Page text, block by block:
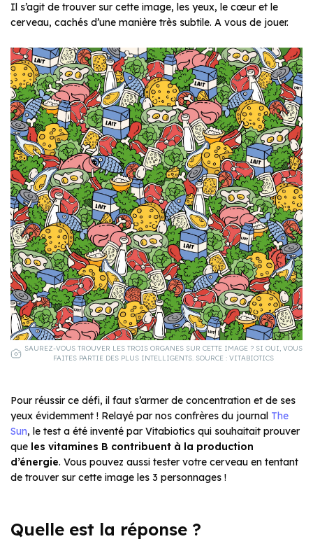
Il s’agit de trouver sur cette image, les yeux, le cœur et le
cerveau, cachés d’une manière très subtile. A vous de jouer.
SAUREZ-VOUS TROUVER LES TROIS ORGANES SUR CETTE IMAGE ? SI OUI, VOUS
FAITES PARTIE DES PLUS INTELLIGENTS. SOURCE : VITABIOTICS
Pour réussir ce défi, il faut s’armer de concentration et de ses
yeux évidemment ! Relayé par nos confrères du journal The
Sun, le test a été inventé par Vitabiotics qui souhaitait prouver
que les vitamines B contribuent à la production
d’énergie. Vous pouvez aussi tester votre cerveau en tentant
de trouver sur cette image les 3 personnages !
Quelle est la réponse ?